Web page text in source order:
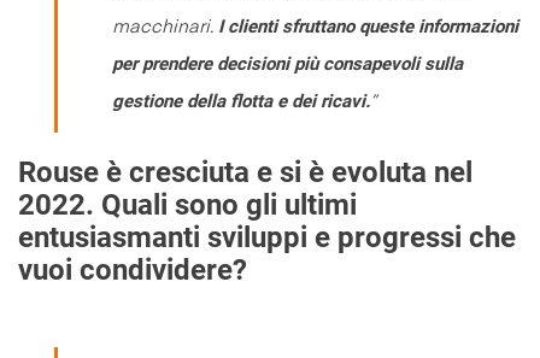
macchinari. I clienti sfruttano queste informazioni
per prendere decisioni più consapevoli sulla
gestione della flotta e dei ricavi. ”
Rouse è cresciuta e si è evoluta nel
2022. Quali sono gli ultimi
entusiasmanti sviluppi e progressi che
vuoi condividere?